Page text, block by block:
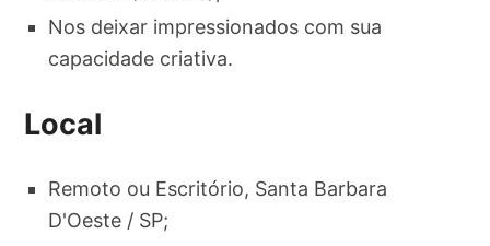
Nos deixar impressionados com sua
capacidade criativa.
Local
Remoto ou Escritório, Santa Barbara
D'Oeste / SP;